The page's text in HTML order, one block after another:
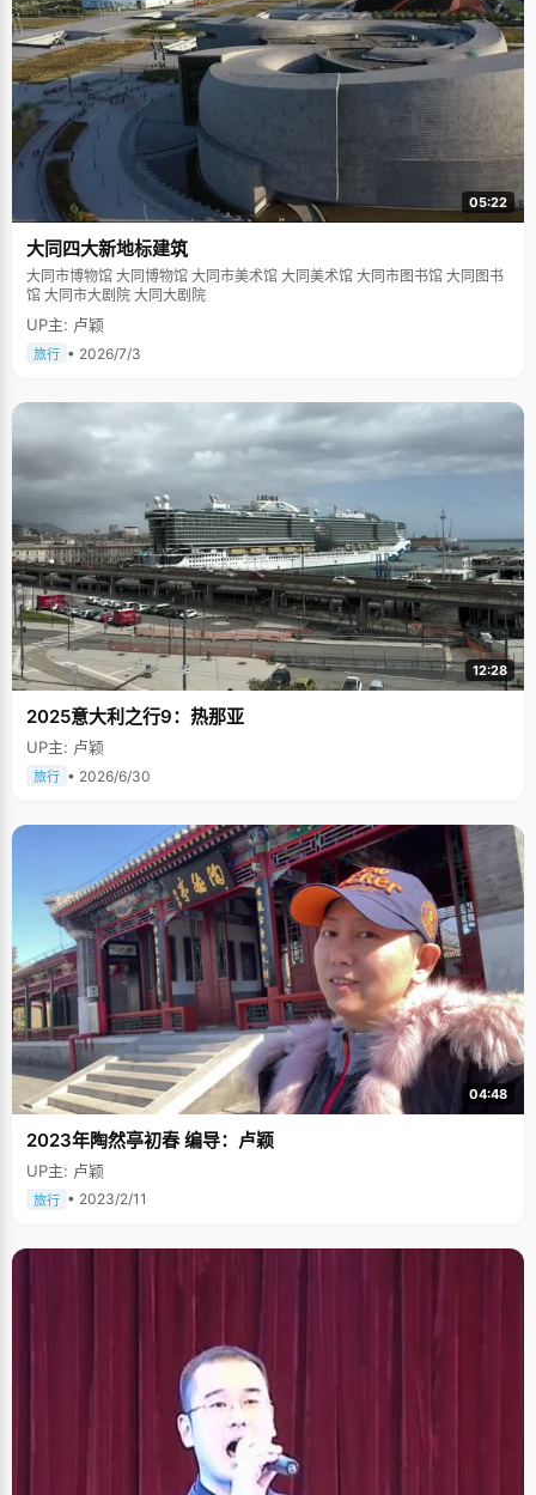
05:22
大同四大新地标建筑
大同市博物馆 大同博物馆 大同市美术馆 大同美术馆 大同市图书馆 大同图书
馆 大同市大剧院 大同大剧院
UP主: 卢颖
旅行 • 2026/7/3
12:28
2025意大利之行9：热那亚
UP主: 卢颖
旅行 • 2026/6/30
04:48
2023年陶然亭初春 编导：卢颖
UP主: 卢颖
旅行 • 2023/2/11